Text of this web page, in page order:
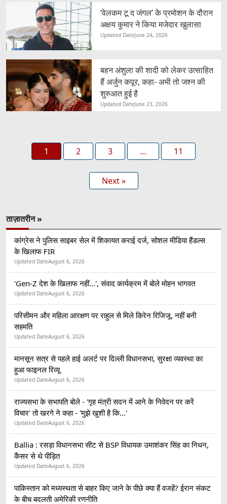
‘वेलकम टू द जंगल’ के प्रमोशन के दौरान
अक्षय कुमार ने किया मजेदार खुलासा
Updated DateJune 24, 2026
बहन अंशुला की शादी को लेकर उत्साहित
हैं अर्जुन कपूर, कहा- अभी तो जश्न की
शुरुआत हुई है
Updated DateJune 23, 2026
1 2 3 … 11
Next »
ताज़ातरीन »
कांग्रेस ने पुलिस साइबर सेल में शिकायत कराई दर्ज, सोशल मीडिया हैंडल्स
के खिलाफ FIR
Updated DateAugust 6, 2026
'Gen-Z देश के खिलाफ नहीं...', संवाद कार्यक्रम में बोले मोहन भागवत
Updated DateAugust 6, 2026
परिसीमन और महिला आरक्षण पर राहुल से मिले किरेन रिजिजू, नहीं बनी
सहमति
Updated DateAugust 6, 2026
मानसून सत्र से पहले हाई अलर्ट पर दिल्ली विधानसभा, सुरक्षा व्यवस्था का
हुआ फाइनल रिव्यू
Updated DateAugust 6, 2026
राज्यसभा के सभापति बोले - 'गृह मंत्री सदन में आने के निवेदन पर करें
विचार' तो खरगे ने कहा - 'मुझे खुशी है कि...'
Updated DateAugust 6, 2026
Ballia : रसड़ा विधानसभा सीट से BSP विधायक उमाशंकर सिंह का निधन,
कैंसर से थे पीड़ित
Updated DateAugust 6, 2026
पाकिस्तान को मध्यस्थता से बाहर किए जाने के पीछे क्या हैं वजहें? ईरान संकट
के बीच बदलती अमेरिकी रणनीति